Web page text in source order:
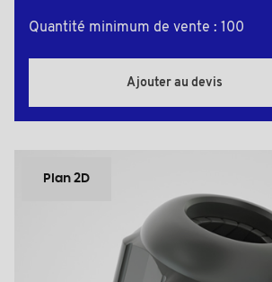
Quantité minimum de vente : 100
Ajouter au devis
Plan 2D